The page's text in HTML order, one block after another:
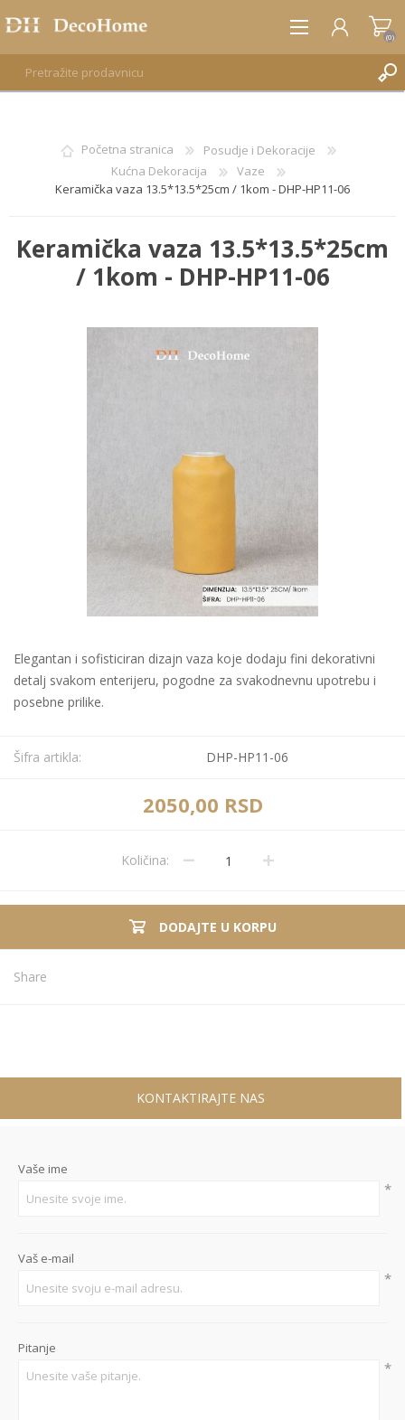
REGISTRUJTE SE
(0)
Početna stranica
Posudje i Dekoracije
Kućna Dekoracija
Vaze
Keramička vaza 13.5*13.5*25cm / 1kom - DHP-HP11-06
Keramička vaza 13.5*13.5*25cm
/ 1kom - DHP-HP11-06
Elegantan i sofisticiran dizajn vaza koje dodaju fini dekorativni
detalj svakom enterijeru, pogodne za svakodnevnu upotrebu i
posebne prilike.
Šifra artikla: DHP-HP11-06
2050,00 RSD
Količina:
DODAJTE U KORPU
Share
KONTAKTIRAJTE NAS
Vaše ime
*
Vaš e-mail
*
Pitanje
*